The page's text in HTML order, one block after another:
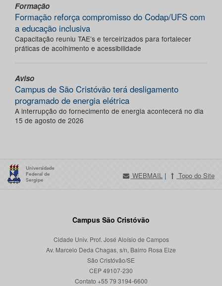
Formação
Formação reforça compromisso do Codap/UFS com
a educação inclusiva
Capacitação reuniu TAE’s e terceirizados para fortalecer
práticas de acolhimento e acessibilidade
Aviso
Campus de São Cristóvão terá desligamento
programado de energia elétrica
A interrupção do fornecimento de energia acontecerá no dia
15 de agosto de 2026
WEBMAIL | Topo do Site
Campus São Cristóvão
Cidade Univ. Prof. José Aloísio de Campos
Av. Marcelo Deda Chagas, s/n, Bairro Rosa Elze
São Cristóvão/SE
CEP 49107-230